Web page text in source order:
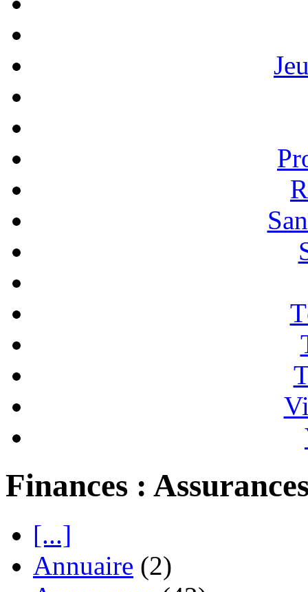
Finances :
[...]
Annuaire (2)